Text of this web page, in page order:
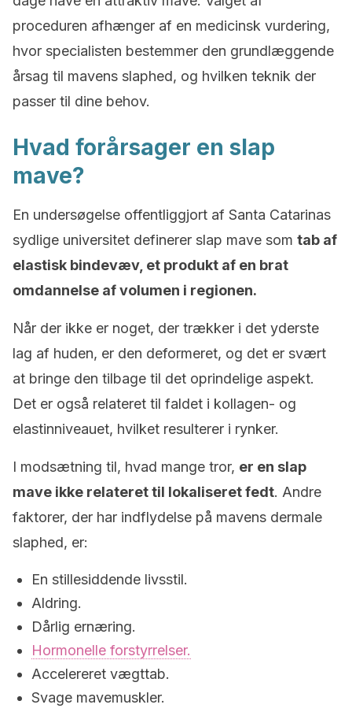
proceduren afhænger af en medicinsk vurdering,
hvor specialisten bestemmer den grundlæggende
årsag til mavens slaphed, og hvilken teknik der
passer til dine behov.
Hvad forårsager en slap
mave?
En undersøgelse offentliggjort af Santa Catarinas
sydlige universitet definerer slap mave som tab af
elastisk bindevæv, et produkt af en brat
omdannelse af volumen i regionen.
Når der ikke er noget, der trækker i det yderste
lag af huden, er den deformeret, og det er svært
at bringe den tilbage til det oprindelige aspekt.
Det er også relateret til faldet i kollagen- og
elastinniveauet, hvilket resulterer i rynker.
I modsætning til, hvad mange tror, er en slap
mave ikke relateret til lokaliseret fedt. Andre
faktorer, der har indflydelse på mavens dermale
slaphed, er:
En stillesiddende livsstil.
Aldring.
Dårlig ernæring.
Hormonelle forstyrrelser.
Accelereret vægttab.
Svage mavemuskler.